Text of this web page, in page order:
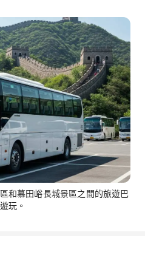
和慕田峪長城景區之間的旅遊巴
玩。